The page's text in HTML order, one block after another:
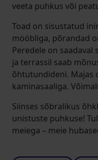
veeta puhkus või
Toad on sisustatud
mööbliga, põrandad
Peredele on
ja terrassil saab
õhtutundideni. Majas
kaminasaaliga.
Siinses sõbralikus
unistuste puhkuse!
meiega – meie